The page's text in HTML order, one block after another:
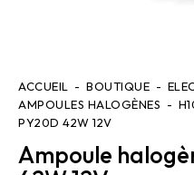
ACCUEIL BOUTIQUE
AMPOULES HALOGÈNES
PY20D 42W 12V
Ampoule